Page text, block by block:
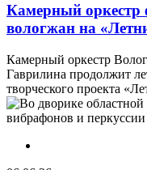
Камерный
вологжан на
Камерный оркестр
Гаврилина продолжит
творческого проекта